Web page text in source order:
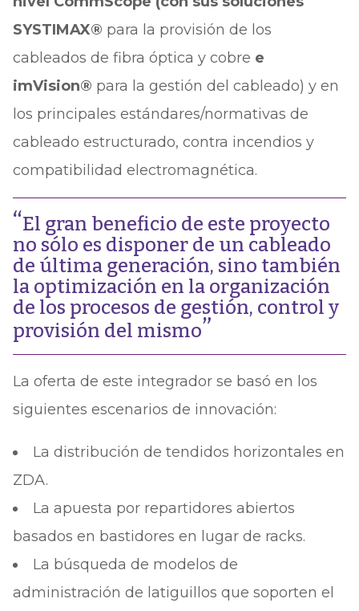
SYSTIMAX® para la provisión de los
cableados de fibra óptica y cobre e
imVision® para la gestión del cableado) y en
los principales estándares/normativas de
cableado estructurado, contra incendios y
compatibilidad electromagnética.
El gran beneficio de este proyecto
no sólo es disponer de un cableado
de última generación, sino también
la optimización en la organización
de los procesos de gestión, control y
provisión del mismo
La oferta de este integrador se basó en los
siguientes escenarios de innovación:
La distribución de tendidos horizontales en
ZDA.
La apuesta por repartidores abiertos
basados en bastidores en lugar de racks.
La búsqueda de modelos de
administración de latiguillos que soporten el